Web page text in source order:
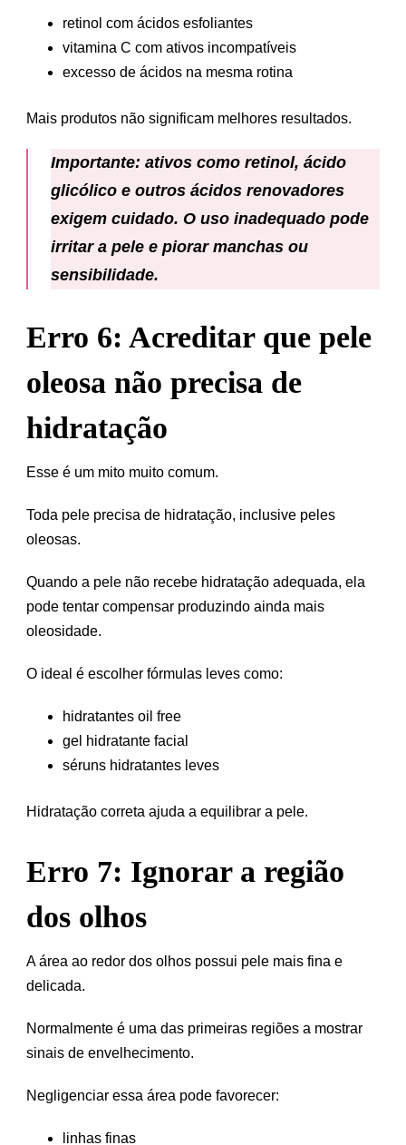
retinol com ácidos esfoliantes
vitamina C com ativos incompatíveis
excesso de ácidos na mesma rotina
Mais produtos não significam melhores resultados.
Importante: ativos como retinol, ácido
glicólico e outros ácidos renovadores
exigem cuidado. O uso inadequado pode
irritar a pele e piorar manchas ou
sensibilidade.
Erro 6: Acreditar que pele
oleosa não precisa de
hidratação
Esse é um mito muito comum.
Toda pele precisa de hidratação, inclusive peles
oleosas.
Quando a pele não recebe hidratação adequada, ela
pode tentar compensar produzindo ainda mais
oleosidade.
O ideal é escolher fórmulas leves como:
hidratantes oil free
gel hidratante facial
séruns hidratantes leves
Hidratação correta ajuda a equilibrar a pele.
Erro 7: Ignorar a região
dos olhos
A área ao redor dos olhos possui pele mais fina e
delicada.
Normalmente é uma das primeiras regiões a mostrar
sinais de envelhecimento.
Negligenciar essa área pode favorecer:
linhas finas